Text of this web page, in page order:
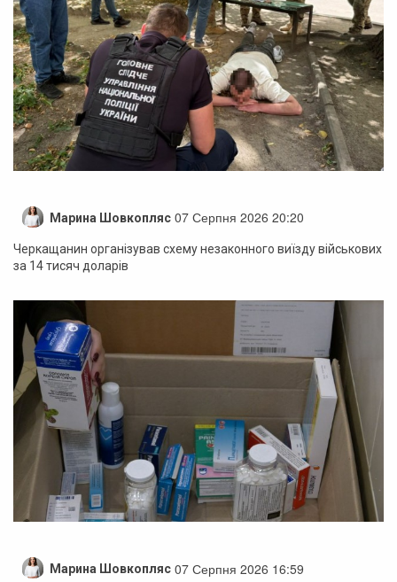
Марина Шовкопляс 07 Серпня 2026 20:20
Черкащанин організував схему незаконного виїзду військових
за 14 тисяч доларів
Марина Шовкопляс 07 Серпня 2026 16:59